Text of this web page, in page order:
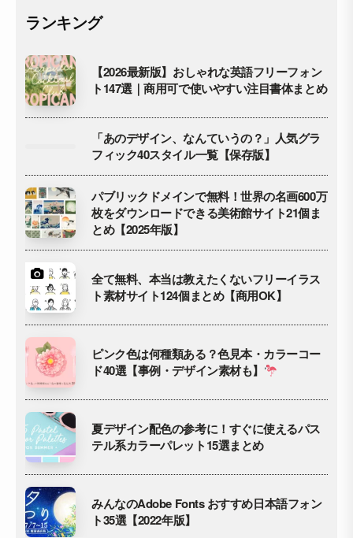
ランキング
【2026最新版】おしゃれな英語フリーフォン
ト147選｜商用可で使いやすい注目書体まとめ
「あのデザイン、なんていうの？」人気グラ
フィック40スタイル一覧【保存版】
パブリックドメインで無料！世界の名画600万
枚をダウンロードできる美術館サイト21個ま
とめ【2025年版】
全て無料、本当は教えたくないフリーイラス
ト素材サイト124個まとめ【商用OK】
ピンク色は何種類ある？色見本・カラーコー
ド40選【事例・デザイン素材も】
夏デザイン配色の参考に！すぐに使えるパス
テル系カラーパレット15選まとめ
みんなのAdobe Fonts おすすめ日本語フォン
ト35選【2022年版】